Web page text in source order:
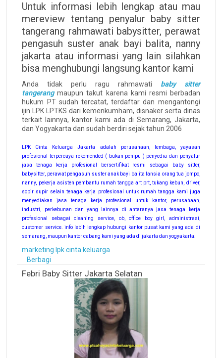
Untuk informasi lebih lengkap atau mau
mereview tentang penyalur baby sitter
tangerang rahmawati babysitter, perawat
pengasuh suster anak bayi balita, nanny
jakarta atau informasi yang lain silahkan
bisa menghubungi langsung kantor kami
Anda tidak perlu ragu rahmawati baby sitter
tangerangmaupun takut karena kami resmi berbadan
hukum PT sudah tercatat, terdaftar dan mengantongi
ijin LPK LPTKS dari kemenkumham, disnaker serta dinas
terkait lainnya, kantor kami ada di Semarang, Jakarta,
dan Yogyakarta dan sudah berdiri sejak tahun 2006
LPK Cinta Keluarga Jakarta adalah perusahaan, lembaga, yayasan
profesional terpercaya rekomended ( bukan penipu ) penyedia dan penyalur
jasa tenaga kerja profesional bersertifikat resmi sebagai baby sitter,
babysitter, perawat pengasuh suster anak bayi balita lansia orang tua jompo,
nanny, pekerja asisten pembantu rumah tangga art prt, tukang kebun, driver,
sopir supir selain tenaga kerja profesional untuk rumah tangga kami juga
menyediakan jasa tenaga kerja profesional untuk kantor, perusahaan,
industri, perkebunan dan yang lainnya di antaranya jasa tenaga kerja
profesional sebagai cleaning service, ob, office boy girl, administrasi,
customer service. info lebih lengkap hubungi kantor pusat kami yang ada di
semarang, maupun kantor cabang kami yang ada di jakarta dan yogyakarta.
marketing lpk cinta keluarga
Berbagi
Febri Baby Sitter Jakarta Selatan